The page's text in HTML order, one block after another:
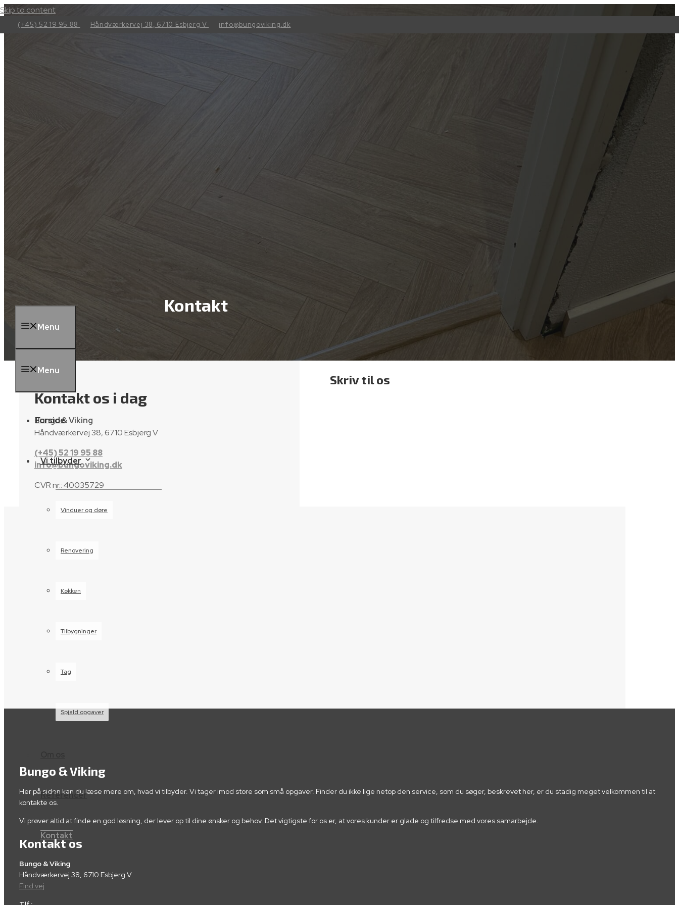
Skip to content
(+45) 52 19 95 88 Håndværkervej 38, 6710 Esbjerg V info@bungoviking.dk
Menu
Menu
Forside
Vi tilbyder
Vinduer og døre
Renovering
Køkken
Tilbygninger
Tag
Spjald opgaver
Referencer
Kontakt
Kontakt
Kontakt os i dag
Bungo & Viking
Håndværkervej 38, 6710 Esbjerg V
(+45) 52 19 95 88
info@bungoviking.dk
CVR nr.: 40035729
Skriv til os
Bungo & Viking
Her på siden kan du læse mere om, hvad vi tilbyder. Vi tager imod store som små opgaver. Finder du ikke lige netop den service, som du søger, beskrevet her, er du stadig meget velkommen til at
kontakte os.
Vi prøver altid at finde en god løsning, der lever op til dine ønsker og behov. Det vigtigste for os er, at vores kunder er glade og tilfredse med vores samarbejde.
Kontakt os
Bungo & Viking
Håndværkervej 38, 6710 Esbjerg V
Find vej